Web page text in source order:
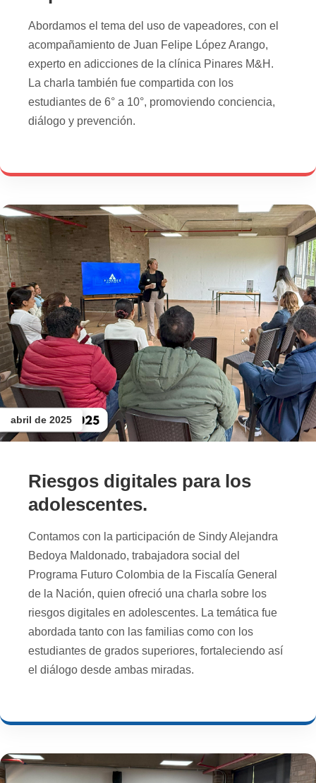
Abordamos el tema del uso de vapeadores, con el
acompañamiento de Juan Felipe López Arango,
experto en adicciones de la clínica Pinares M&H.
La charla también fue compartida con los
estudiantes de 6° a 10°, promoviendo conciencia,
diálogo y prevención.
abril de 2025
Riesgos digitales para los
adolescentes.
Contamos con la participación de Sindy Alejandra
Bedoya Maldonado, trabajadora social del
Programa Futuro Colombia de la Fiscalía General
de la Nación, quien ofreció una charla sobre los
riesgos digitales en adolescentes. La temática fue
abordada tanto con las familias como con los
estudiantes de grados superiores, fortaleciendo así
el diálogo desde ambas miradas.